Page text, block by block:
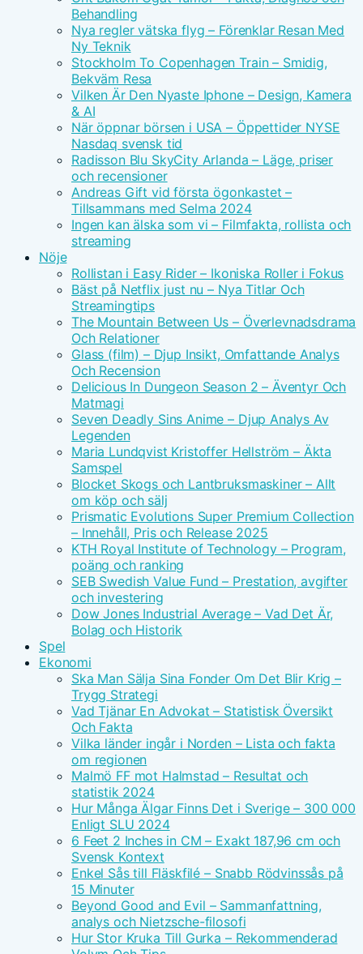
Behandling
Nya regler vätska flyg – Förenklar Resan Med
Ny Teknik
Stockholm To Copenhagen Train – Smidig,
Bekväm Resa
Vilken Är Den Nyaste Iphone – Design, Kamera
& AI
När öppnar börsen i USA – Öppettider NYSE
Nasdaq svensk tid
Radisson Blu SkyCity Arlanda – Läge, priser
och recensioner
Andreas Gift vid första ögonkastet –
Tillsammans med Selma 2024
Ingen kan älska som vi – Filmfakta, rollista och
streaming
Nöje
Rollistan i Easy Rider – Ikoniska Roller i Fokus
Bäst på Netflix just nu – Nya Titlar Och
Streamingtips
The Mountain Between Us – Överlevnadsdrama
Och Relationer
Glass (film) – Djup Insikt, Omfattande Analys
Och Recension
Delicious In Dungeon Season 2 – Äventyr Och
Matmagi
Seven Deadly Sins Anime – Djup Analys Av
Legenden
Maria Lundqvist Kristoffer Hellström – Äkta
Samspel
Blocket Skogs och Lantbruksmaskiner – Allt
om köp och sälj
Prismatic Evolutions Super Premium Collection
– Innehåll, Pris och Release 2025
KTH Royal Institute of Technology – Program,
poäng och ranking
SEB Swedish Value Fund – Prestation, avgifter
och investering
Dow Jones Industrial Average – Vad Det Är,
Bolag och Historik
Spel
Ekonomi
Ska Man Sälja Sina Fonder Om Det Blir Krig –
Trygg Strategi
Vad Tjänar En Advokat – Statistisk Översikt
Och Fakta
Vilka länder ingår i Norden – Lista och fakta
om regionen
Malmö FF mot Halmstad – Resultat och
statistik 2024
Hur Många Älgar Finns Det i Sverige – 300 000
Enligt SLU 2024
6 Feet 2 Inches in CM – Exakt 187,96 cm och
Svensk Kontext
Enkel Sås till Fläskfilé – Snabb Rödvinssås på
15 Minuter
Beyond Good and Evil – Sammanfattning,
analys och Nietzsche-filosofi
Hur Stor Kruka Till Gurka – Rekommenderad